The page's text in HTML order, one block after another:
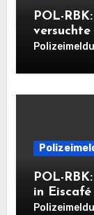
POL-
versuchte
Nacht
POL-
in Eiscafé